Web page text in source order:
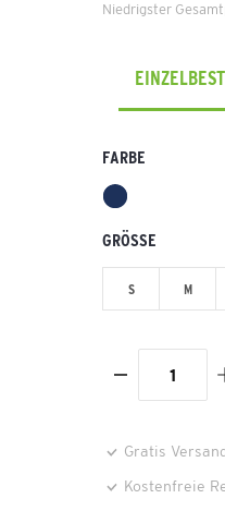
Niedrigster
FARBE
GRÖSSE
S M
Gratis
Kostenfreie